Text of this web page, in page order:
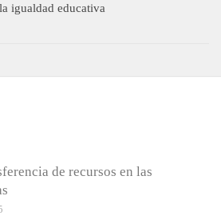
igualdad educativa
de recursos en las